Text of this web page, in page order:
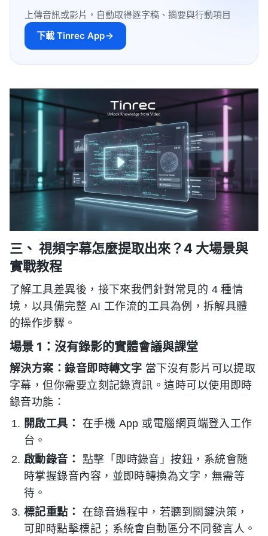
上傳音訊或影片，自動取得逐字稿、摘要與行動項目
下載 Tinrec App
三、 視頻字幕怎麼提取出來？4 大場景與
實戰教程
了解工具差異後，接下來我們針對常見的 4 種情
境，以具備完整 AI 工作流的工具為例，拆解具體
的操作步驟。
場景 1：沒有錄影的實體會議與課堂
解決方案：錄音即時轉文字 當下沒有影片可以提取
字幕，但你需要立刻記錄資訊。這時可以使用即時
錄音功能：
開啟工具：
在手機 App 或電腦網頁端登入工作
台。
啟動錄音：
點擊「即時錄音」按鈕，系統會隨
時掌握錄音內容，並即時轉換為文字，無需等
待。
標記重點：
在錄音過程中，若聽到關鍵決策，
可即時點擊標記；系統會自動區分不同發言人。